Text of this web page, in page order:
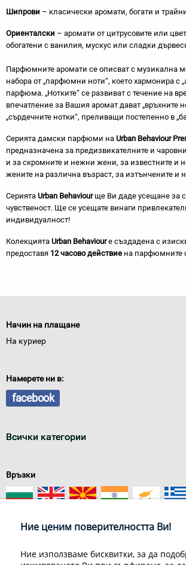
Шипрови – класически аромати, богати и
Ориенталски – аромати от цитрусовите или
обогатени с ванилия, мускус или сладки
Парфюмните аромати се описват с музикална
набора от „парфюмни ноти“, което хармонира с
парфюма. „Нотките“ се развиват с течение на
впечатление за Вашия аромат дават „връхните
„сърдечните нотки“, преливащи постепенно в
Серията дамски парфюми на Urban Behaviour
предназначена за предизвикателните и
и за скромните и нежни жени, за известните и
жените на различна възраст, за изтънчените и
Серията Urban Behaviourще Ви даде усещане за
чувственост. Ще се усещате винаги
индивидуалност!
Колекцията Urban Behaviourе създадена с
предоставя 12 часово действие на парфюмните
Начин на плащане
На куриер
Намерете ни в:
facebook
Всички категории
Връзки
Ние ценим поверителността Ви!
Ние използваме бисквитки, за да